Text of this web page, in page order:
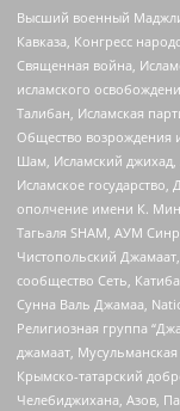
Высший военный
Кавказа, Конгресс
Священная война,
исламского
Талибан, Исламская
Общество возрождения
Шам, Исламский джихад,
Исламское
ополчение имени К.
Тагьаля SHAM, АУМ
Чистопольский
сообщество Сеть,
Сунна Валь Джамаа,
Религиозная группа
джамаат,
Крымско-татарский
Челебиджихана, Азов,